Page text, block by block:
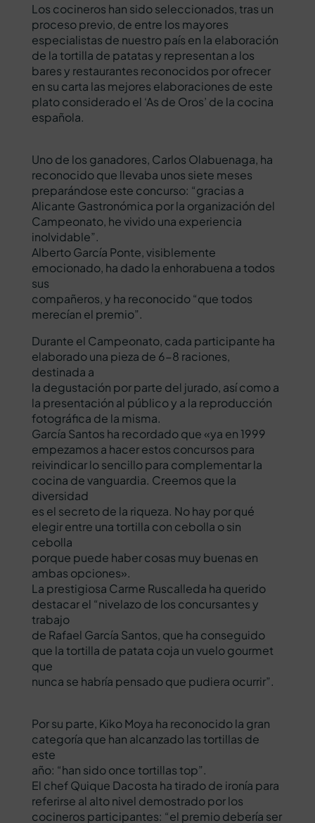
Los cocineros han sido seleccionados, tras un
proceso previo, de entre los mayores
especialistas de nuestro país en la elaboración
de la tortilla de patatas y representan a los
bares y restaurantes reconocidos por ofrecer
en su carta las mejores elaboraciones de este
plato considerado el ‘As de Oros’ de la cocina
española.
Uno de los ganadores, Carlos Olabuenaga, ha
reconocido que llevaba unos siete meses
preparándose este concurso: “gracias a
Alicante Gastronómica por la organización del
Campeonato, he vivido una experiencia
inolvidable”.
Alberto García Ponte, visiblemente
emocionado, ha dado la enhorabuena a todos
sus
compañeros, y ha reconocido “que todos
merecían el premio”.
Durante el Campeonato, cada participante ha
elaborado una pieza de 6-8 raciones,
destinada a
la degustación por parte del jurado, así como a
la presentación al público y a la reproducción
fotográfica de la misma.
García Santos ha recordado que «ya en 1999
empezamos a hacer estos concursos para
reivindicar lo sencillo para complementar la
cocina de vanguardia. Creemos que la
diversidad
es el secreto de la riqueza. No hay por qué
elegir entre una tortilla con cebolla o sin
cebolla
porque puede haber cosas muy buenas en
ambas opciones».
La prestigiosa Carme Ruscalleda ha querido
destacar el “nivelazo de los concursantes y
trabajo
de Rafael García Santos, que ha conseguido
que la tortilla de patata coja un vuelo gourmet
que
nunca se habría pensado que pudiera ocurrir”.
Por su parte, Kiko Moya ha reconocido la gran
categoría que han alcanzado las tortillas de
este
año: “han sido once tortillas top”.
El chef Quique Dacosta ha tirado de ironía para
referirse al alto nivel demostrado por los
cocineros participantes: “el premio debería ser